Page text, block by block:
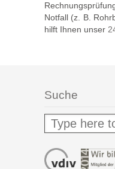
Notfall (z. B.
hilft Ihnen unser
Suche